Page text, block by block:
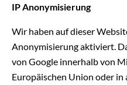
IP Anonymisierung
Wir haben auf dieser
Anonymisierung aktiviert.
von Google innerhalb von
Europäischen Union oder